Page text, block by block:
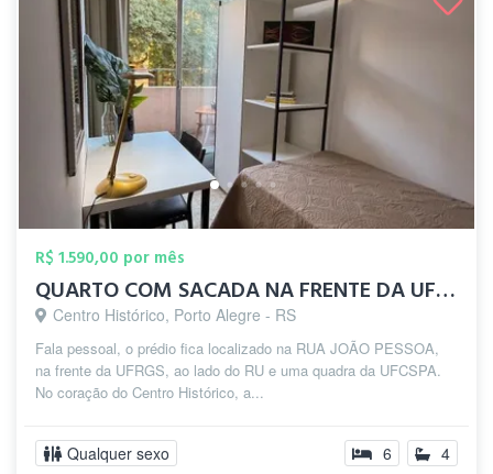
R$ 1.590,00 por mês
QUARTO COM SACADA NA FRENTE DA UFRGS
Centro Histórico, Porto Alegre - RS
Fala pessoal, o prédio fica localizado na RUA JOÃO PESSOA,
na frente da UFRGS, ao lado do RU e uma quadra da UFCSPA.
No coração do Centro Histórico, a...
Qualquer sexo 6 4